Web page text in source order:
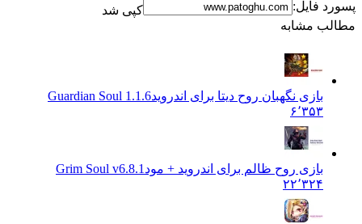
فایل:
کپی شد
مشابه
بازی نگهبان روح دیتا برای اندروید Guardian Soul 1.1.6
بازی روح ظالم برای اندروید + مودGrim Soul v6.8.1
۲۲٬۳۲۴